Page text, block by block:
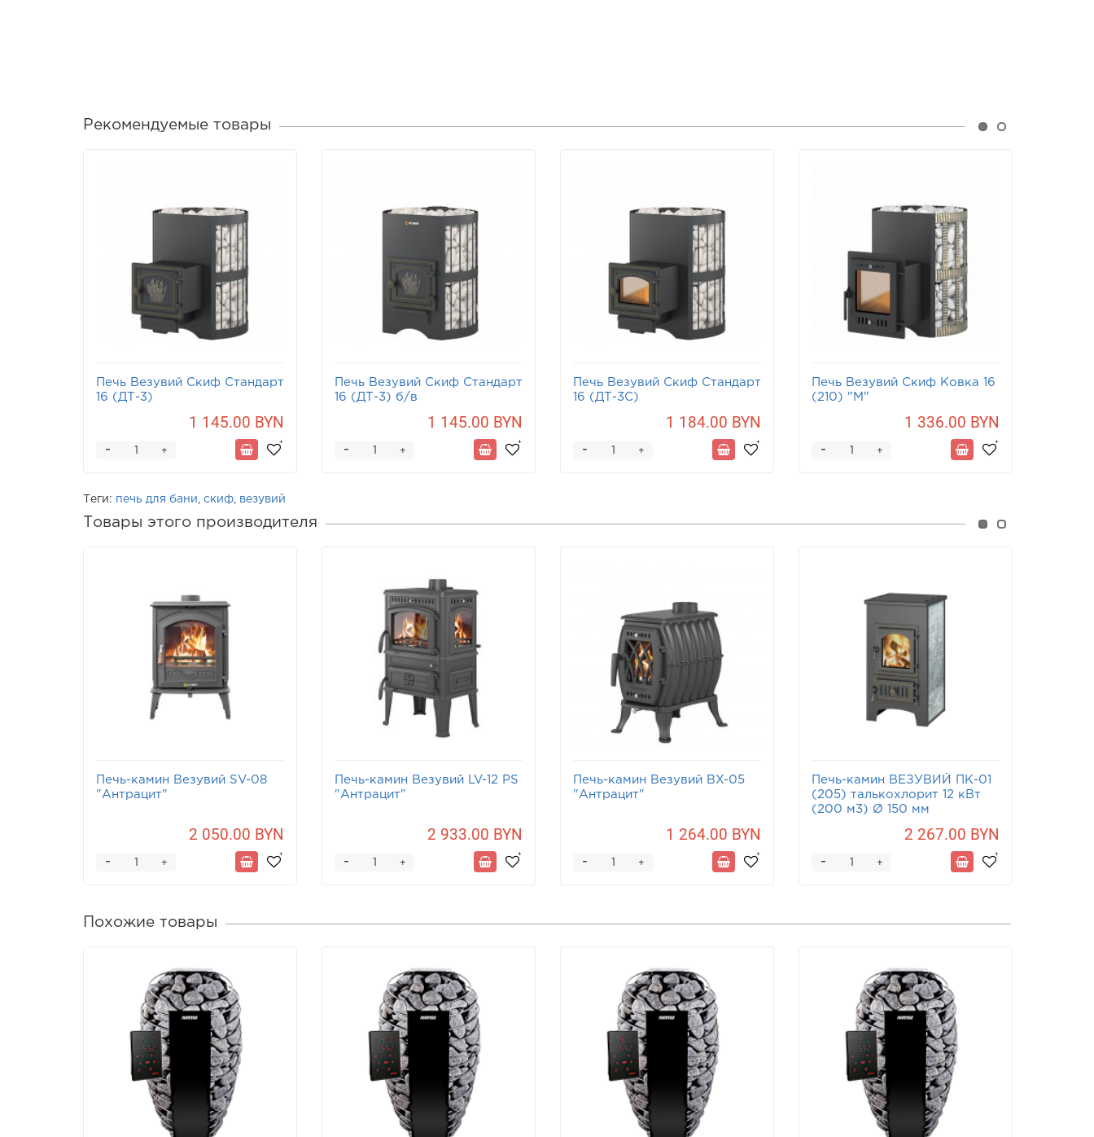
Рекомендуемые товары
Печь Везувий Скиф Стандарт
16 (ДТ-3)
1 145.00 BYN
+
-
Печь Везувий Скиф Стандарт
16 (ДТ-3) б/в
1 145.00 BYN
+
-
Печь Везувий Скиф Стандарт
16 (ДТ-3С)
1 184.00 BYN
+
-
Печь Везувий Скиф Ковка 16
(210) "М"
1 336.00 BYN
+
-
Теги: печь для бани скиф везувий
Товары этого производителя
Печь-камин Везувий SV-08
"Антрацит"
2 050.00 BYN
+
-
Печь-камин Везувий LV-12 PS
"Антрацит"
2 933.00 BYN
+
-
Печь-камин Везувий BX-05
"Антрацит"
1 264.00 BYN
+
-
Печь-камин ВЕЗУВИЙ ПК-01
(205) талькохлорит 12 кВт
(200 м3) Ø 150 мм
2 267.00 BYN
+
-
Похожие товары